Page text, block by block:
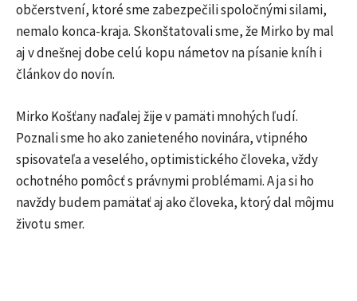
občerstvení, ktoré sme zabezpečili spoločnými silami,
nemalo konca-kraja. Skonštatovali sme, že Mirko by mal
aj v dnešnej dobe celú kopu námetov na písanie kníh i
článkov do novín.
Mirko Košťany naďalej žije v pamäti mnohých ľudí.
Poznali sme ho ako zanieteného novinára, vtipného
spisovateľa a veselého, optimistického človeka, vždy
ochotného pomôcť s právnymi problémami. A ja si ho
navždy budem pamätať aj ako človeka, ktorý dal môjmu
životu smer.